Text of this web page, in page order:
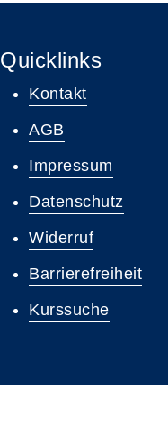
Quicklinks
Kontakt
AGB
Impressum
Datenschutz
Widerruf
Barrierefreiheit
Kurssuche